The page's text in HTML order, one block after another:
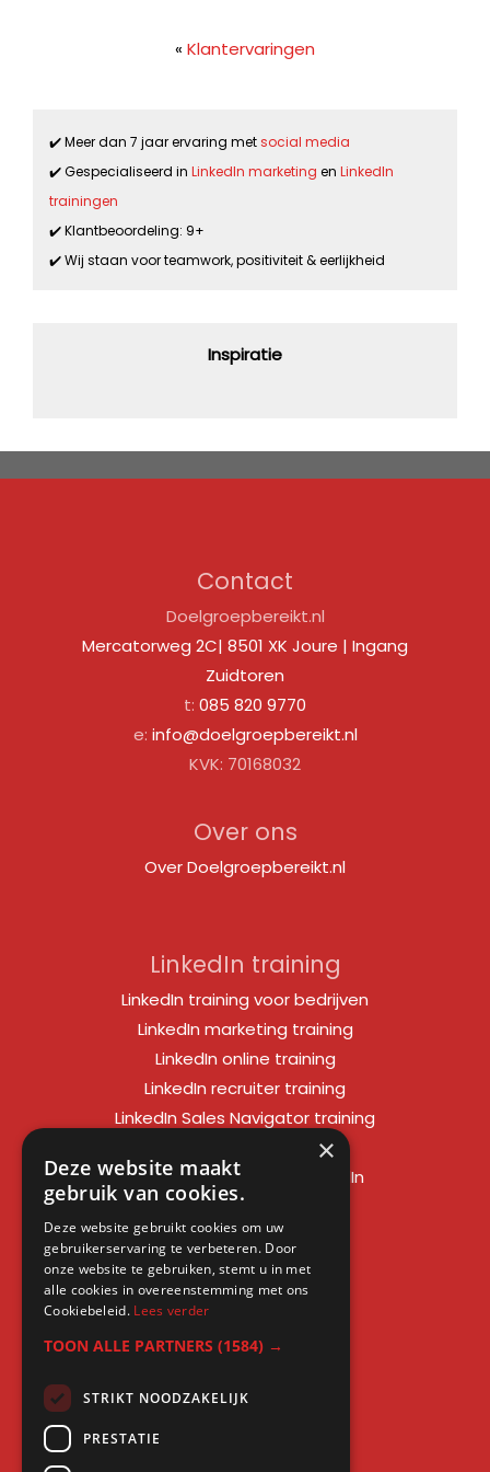
« Klantervaringen
✔️ Meer dan 7 jaar ervaring metsocial media
✔️ Gespecialiseerd in LinkedIn marketing en LinkedIn
trainingen
✔️ Klantbeoordeling: 9+
✔️ Wij staan voor teamwork, positiviteit & eerlijkheid
Inspiratie
Contact
Doelgroepbereikt.nl
Mercatorweg 2C| 8501 XK Joure | Ingang
Zuidtoren
t: 085 820 9770
e: info@doelgroepbereikt.nl
KVK: 70168032
Over ons
Over Doelgroepbereikt.nl
LinkedIn training
LinkedIn training voor bedrijven
LinkedIn marketing training
LinkedIn online training
LinkedIn recruiter training
LinkedIn Sales Navigator training
LinkedIn sales training
Social media training LinkedIn
LinkedIn expert training
LinkedIn workshop
LinkedIn cursus
Cursus LinkedIn zakelijk
×
Deze website maakt
gebruik van cookies.
Deze website gebruikt cookies om uw
gebruikerservaring te verbeteren. Door
onze website te gebruiken, stemt u in met
alle cookies in overeenstemming met ons
Cookiebeleid. Lees verder
TOON ALLE PARTNERS (1584) →
STRIKT NOODZAKELIJK
PRESTATIE